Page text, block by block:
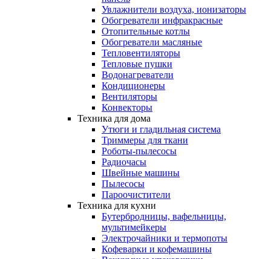
Увлажнители воздуха, ионизаторы
Обогреватели инфракрасные
Отопительные котлы
Обогреватели масляные
Тепловентиляторы
Тепловые пушки
Водонагреватели
Кондиционеры
Вентиляторы
Конвекторы
Техника для дома
Утюги и гладильная система
Триммеры для ткани
Роботы-пылесосы
Радиочасы
Швейные машины
Пылесосы
Пароочистители
Техника для кухни
Бутербродницы, вафельницы,
мультимейкеры
Электрочайники и термопоты
Кофеварки и кофемашины